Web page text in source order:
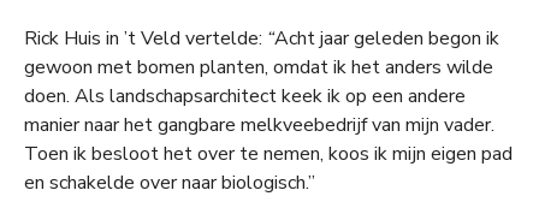
Rick Huis in ’t Veld vertelde: “Acht jaar geleden begon ik
gewoon met bomen planten, omdat ik het anders wilde
doen. Als landschapsarchitect keek ik op een andere
manier naar het gangbare melkveebedrijf van mijn vader.
Toen ik besloot het over te nemen, koos ik mijn eigen pad
en schakelde over naar biologisch.”